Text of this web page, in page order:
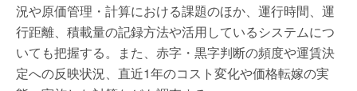
況や原価管理・計算における課題のほか、運行時間、運
行距離、積載量の記録方法や活用しているシステムにつ
いても把握する。また、赤字・黒字判断の頻度や運賃決
定への反映状況、直近1年のコスト変化や価格転嫁の実